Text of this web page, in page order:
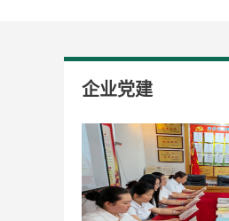
企业党建